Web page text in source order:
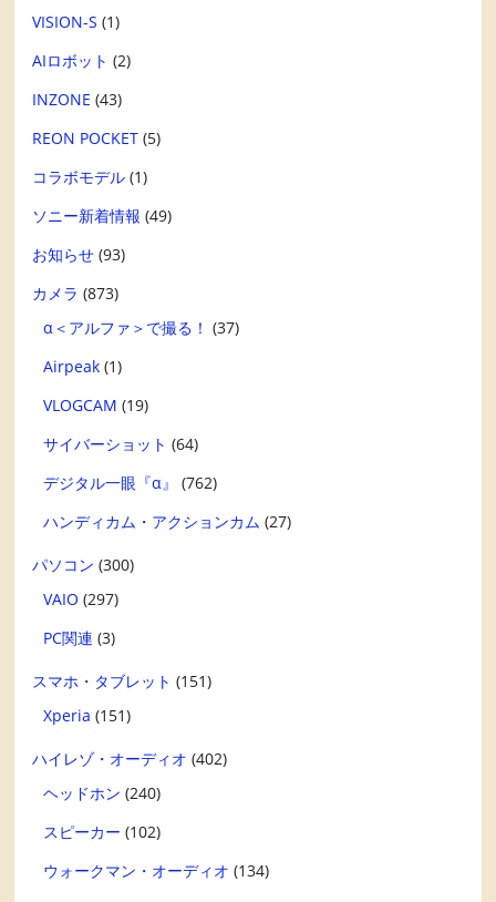
VISION-S (1)
AIロボット (2)
INZONE (43)
REON POCKET (5)
コラボモデル (1)
ソニー新着情報 (49)
お知らせ (93)
カメラ (873)
α＜アルファ＞で撮る！ (37)
Airpeak (1)
VLOGCAM (19)
サイバーショット (64)
デジタル一眼『α』
(762)
ハンディカム・アクションカム (27)
パソコン (300)
VAIO (297)
PC関連 (3)
スマホ・タブレット (151)
Xperia (151)
ハイレゾ・オーディオ (402)
ヘッドホン (240)
スピーカー (102)
ウォークマン・オーディオ (134)